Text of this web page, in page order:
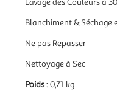
Lavage des Couleurs à
Blanchiment & Séchage
Ne pas Repasser
Nettoyage à Sec
Poids: 0,71 kg